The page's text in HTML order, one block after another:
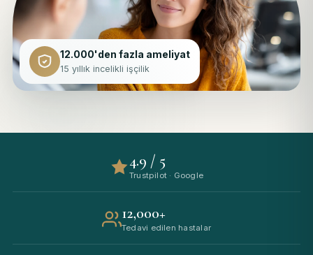
12.000'den fazla ameliyat
15 yıllık incelikli işçilik
4.9 / 5
Trustpilot · Google
12,000+
Tedavi edilen hastalar